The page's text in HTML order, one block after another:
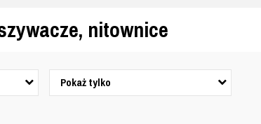
nitownice
Pokaż tylko